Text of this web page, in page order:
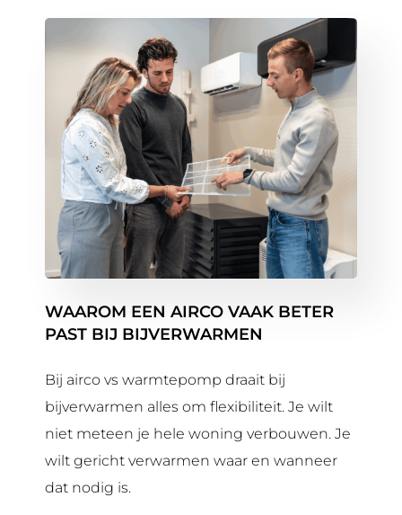
WAAROM EEN AIRCO VAAK BETER
PAST BIJ BIJVERWARMEN
Bij airco vs warmtepomp draait bij
bijverwarmen alles om flexibiliteit. Je wilt
niet meteen je hele woning verbouwen. Je
wilt gericht verwarmen waar en wanneer
dat nodig is.